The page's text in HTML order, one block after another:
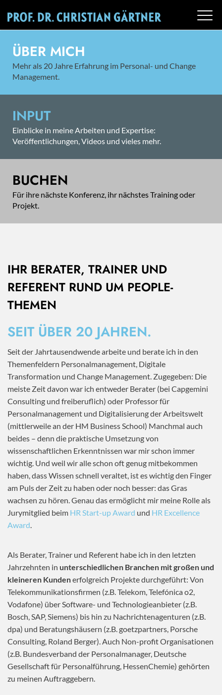
ÜBER MICH
Mehr als 20 Jahre Erfahrung im Personal- und Change
Management.
INPUT
Einblicke in meine Arbeiten und Expertise:
Veröffentlichungen, Videos und vieles mehr.
BUCHEN
Für ihre nächste Konferenz, ihr nächstes Training oder
Projekt.
IHR BERATER, TRAINER UND
REFERENT RUND UM PEOPLE-
THEMEN
SEIT ÜBER 20 JAHREN.
Seit der Jahrtausendwende arbeite und berate ich in den
Themenfeldern Personalmanagement, Digitale
Transformation und Change Management. Zugegeben: Die
meiste Zeit davon war ich entweder Berater (bei Capgemini
Consulting und freiberuflich) oder Professor für
Personalmanagement und Digitalisierung der Arbeitswelt
(mittlerweile an der HM Business School) Manchmal auch
beides – denn die praktische Umsetzung von
wissenschaftlichen Erkenntnissen war mir schon immer
wichtig. Und weil wir alle schon oft genug mitbekommen
haben, dass Wissen schnell veraltet, ist es wichtig den Finger
am Puls der Zeit zu haben oder noch besser: das Gras
wachsen zu hören. Genau das ermöglicht mir meine Rolle als
Jurymitglied beim HR Start-up Award und HR Excellence
Award.
Als Berater, Trainer und Referent habe ich in den letzten
Jahrzehnten in unterschiedlichen Branchen mit großen und
kleineren Kundenerfolgreich Projekte durchgeführt: Von
Telekommunikationsfirmen (z.B. Telekom, Telefónica o2,
Vodafone) über Software- und Technologieanbieter (z.B.
Bosch, SAP, Siemens) bis hin zu Nachrichtenagenturen (z.B.
dpa) und Beratungshäusern (z.B. goetzpartners, Porsche
Consulting, Roland Berger). Auch Non-profit Organisationen
(z.B. Bundesverband der Personalmanager, Deutsche
Gesellschaft für Personalführung, HessenChemie) gehörten
zu meinen Auftraggebern.